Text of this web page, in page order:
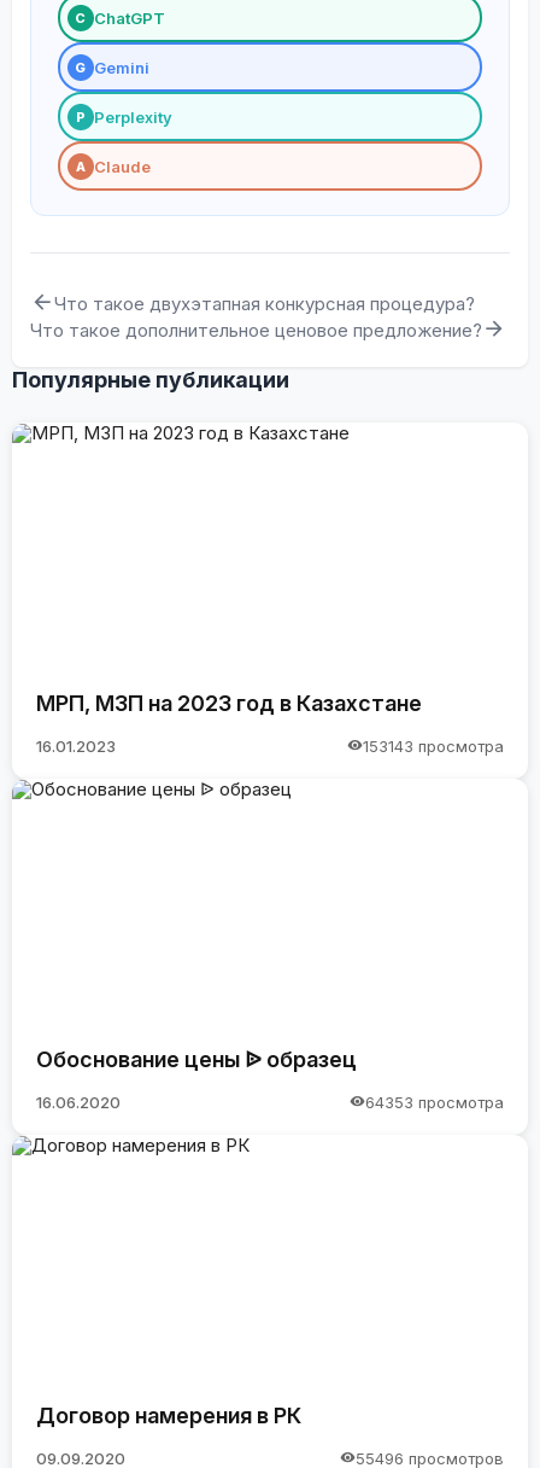
С ChatGPT
G Gemini
P Perplexity
A Claude
Что такое двухэтапная конкурсная процедура?
Что такое дополнительное ценовое предложение?
Популярные публикации
МРП, МЗП на 2023 год в Казахстане
16.01.2023 153143 просмотра
Обоснование цены ᐉ образец
16.06.2020 64353 просмотра
Договор намерения в РК
09.09.2020 55496 просмотров